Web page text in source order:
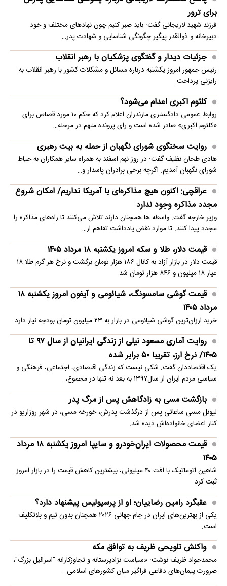
برای ترور
فرزند شهید لاریجانی گفت: باید صبر کنیم چون نهادهای مختلف و خود
دبیرخانه و ذوالقدر پیگیر چگونگی شناسایی و شهادت پدر…
جزئیات دیدار و گفتگوی پزشکیان با رهبر انقلاب
رئیس جمهور امروز یکشنبه درباره مسائل و مشکلات کشور با رهبر انقلاب به
رایزنی پرداخت.
کلثوم اکبری اعدام می‌شود؟
روابط عمومی دادگستری مازندران اعلام کرد که حکم ۱۰ مورد قصاص برای
«کلثوم اکبری» صادر شده است و رای پرونده متهم در مرحله…
روایت سخنگوی شورای نگهبان از حمله به بیت رهبری
هادی طحان نظیف گفت: در روز نهم اسفند به همراه سایر همکاران به حیاط
شورای نگهبان آمدیم. اگرچه برخی برادران پاسدار و…
عراقچی: اکنون هیچ مذاکره‌ای با آمریکا نداریم/ امکان شروع
مجدد مذاکره وجود ندارد
وزیر خارجه گفت: واسطه ها همچنان دارند تلاش می‌کنند تا راه‌های مذاکره را
مجدد پیدا کنند. تا موارد نقض یادداشت تفاهم از…
قیمت دلار، طلا و سکه امروز یکشنبه ۱۸ مرداد ۱۴۰۵
قیمت دلار در بازار آزاد به کانال ۱۸۶ هزار تومان برگشت و نرخ هر گرم طلا ۱۸
عیار ۱۸ میلیون و ۸۴۶ هزار تومان شد
قیمت گوشی سامسونگ، شیائومی و آیفون امروز یکشنبه ۱۸
مرداد ۱۴۰۵
خرید ارزان‌ترین گوشی شیائومی در بازار به ۲۳ میلیون تومان بودجه نیاز دارد
روایت آماری مسعود نیلی از زندگی ایرانیان از سال ۹۷ تا
۱۴۰۵/ نرخ ارز، تقریبا ۵۰ برابر شده
یک اقتصاددان گفت: شکی نیست که زندگی اقتصادی، اجتماعی، فرهنگی و
سیاسی مردم ایران از سال۱۳۹۷ به بعد نه تنها در مجموع،…
بازگشت مسی به زادگاهش پس از مرگ پدر
لیونل مسی ساعاتی پس از درگذشت پدرش، خورخه مسی، در شهر روزاریو در
کنار اعضای خانواده‌اش دیده شد.
قیمت محصولات ایران‌خودرو و سایپا امروز یکشنبه ۱۸ مرداد
۱۴۰۵
شاهین اتوماتیک با افت ۴۰ میلیونی، بیشترین کاهش قیمت را در بازار امروز
ثبت کرد
عقبگرد رامین رضاییان؛ او از پرسپولیس پیشنهاد دارد؟
یکی از بهترین‌های ایران در جام جهانی ۲۰۲۶ همچنان بدون تیم و بلاتکلیف
است.
واکنش تلویحی ظریف به توافق مکه
محمدجواد ظریف نوشت: «سیاست نژادپرستانه و تجاوزکارانه "اسرائیل بزرگ"،
ضرورت پیمان‌های دفاعی فراگیر میان کشورهای اسلامی…